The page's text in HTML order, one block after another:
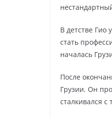
В детстве Гио
стать
началась
После
Грузии. Он
сталкивался с